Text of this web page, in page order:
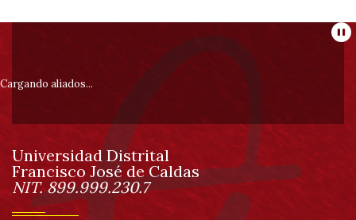
Información
pie
de
página
Cargando aliados...
Información
Universidad Distrital
Francisco José de Caldas
NIT. 899.999.230.7